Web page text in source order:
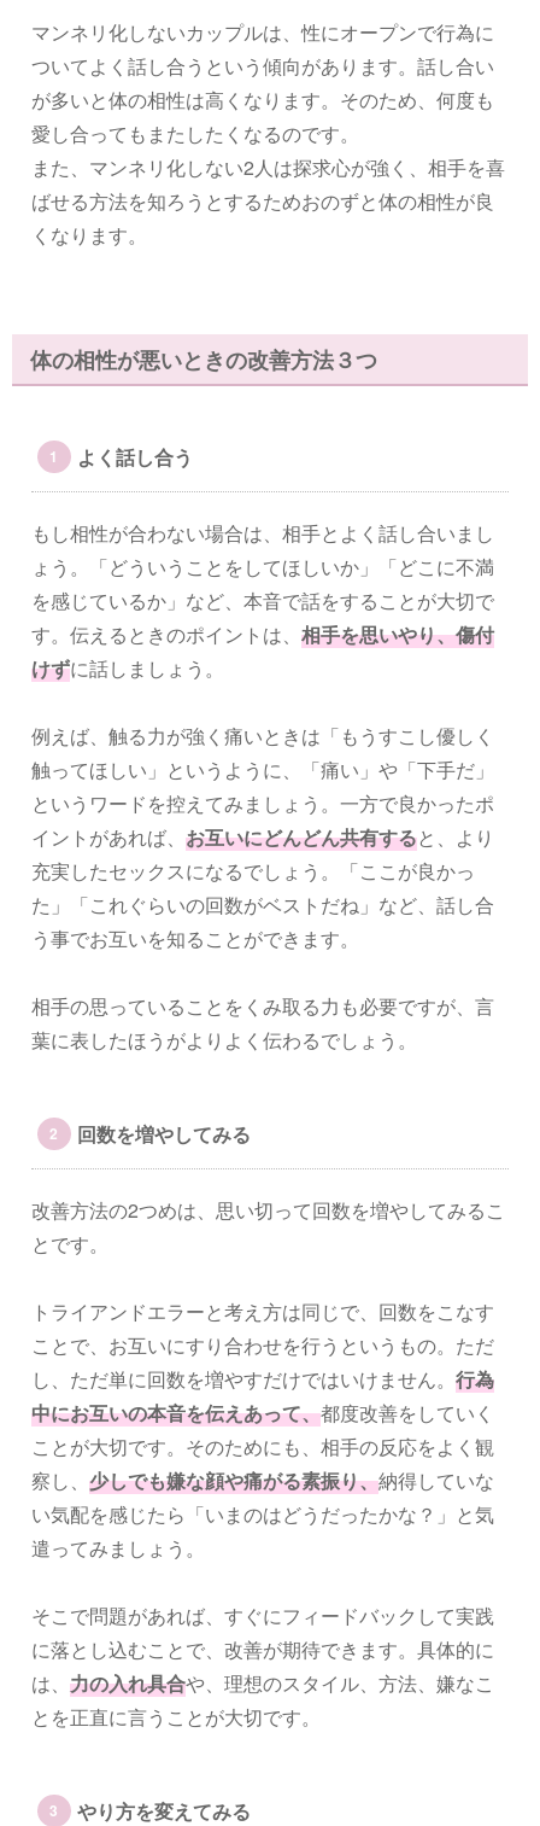
マンネリ化しないカップルは、性にオープンで行為に
ついてよく話し合うという傾向があります。話し合い
が多いと体の相性は高くなります。そのため、何度も
愛し合ってもまたしたくなるのです。
また、マンネリ化しない2人は探求心が強く、相手を喜
ばせる方法を知ろうとするためおのずと体の相性が良
くなります。
体の相性が悪いときの改善方法３つ
よく話し合う
もし相性が合わない場合は、相手とよく話し合いまし
ょう。「どういうことをしてほしいか」「どこに不満
を感じているか」など、本音で話をすることが大切で
す。伝えるときのポイントは、 相手を思いやり、傷付
けずに話しましょう。
例えば、触る力が強く痛いときは「もうすこし優しく
触ってほしい」というように、「痛い」や「下手だ」
というワードを控えてみましょう。一方で良かったポ
イントがあれば、 お互いにどんどん共有すると、より
充実したセックスになるでしょう。「ここが良かっ
た」「これぐらいの回数がベストだね」など、話し合
う事でお互いを知ることができます。
相手の思っていることをくみ取る力も必要ですが、言
葉に表したほうがよりよく伝わるでしょう。
回数を増やしてみる
改善方法の2つめは、思い切って回数を増やしてみるこ
とです。
トライアンドエラーと考え方は同じで、回数をこなす
ことで、お互いにすり合わせを行うというもの。ただ
し、ただ単に回数を増やすだけではいけません。 行為
中にお互いの本音を伝えあって、都度改善をしていく
ことが大切です。そのためにも、相手の反応をよく観
察し、 少しでも嫌な顔や痛がる素振り、納得していな
い気配を感じたら「いまのはどうだったかな？」と気
遣ってみましょう。
そこで問題があれば、すぐにフィードバックして実践
に落とし込むことで、改善が期待できます。具体的に
は、 力の入れ具合や、理想のスタイル、方法、嫌なこ
とを正直に言うことが大切です。
やり方を変えてみる